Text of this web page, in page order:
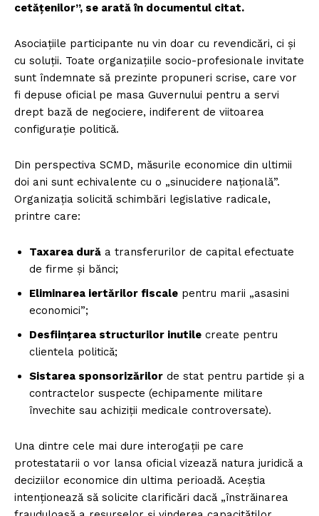
cetățenilor”, se arată în documentul citat.
Asociațiile participante nu vin doar cu revendicări, ci și
cu soluții. Toate organizațiile socio-profesionale invitate
sunt îndemnate să prezinte propuneri scrise, care vor
fi depuse oficial pe masa Guvernului pentru a servi
drept bază de negociere, indiferent de viitoarea
configurație politică.
Din perspectiva SCMD, măsurile economice din ultimii
doi ani sunt echivalente cu o „sinucidere națională”.
Organizația solicită schimbări legislative radicale,
printre care:
Taxarea dură a transferurilor de capital efectuate
de firme și bănci;
Eliminarea iertărilor fiscale pentru marii „asasini
economici”;
Desființarea structurilor inutile create pentru
clientela politică;
Sistarea sponsorizărilor de stat pentru partide și a
contractelor suspecte (echipamente militare
învechite sau achiziții medicale controversate).
Una dintre cele mai dure interogații pe care
protestatarii o vor lansa oficial vizează natura juridică a
deciziilor economice din ultima perioadă. Aceștia
intenționează să solicite clarificări dacă „înstrăinarea